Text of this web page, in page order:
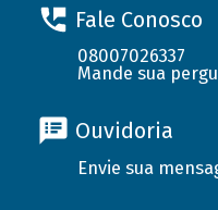
Fale Conosco
08007026337
Mande sua
Ouvidoria
Envie sua